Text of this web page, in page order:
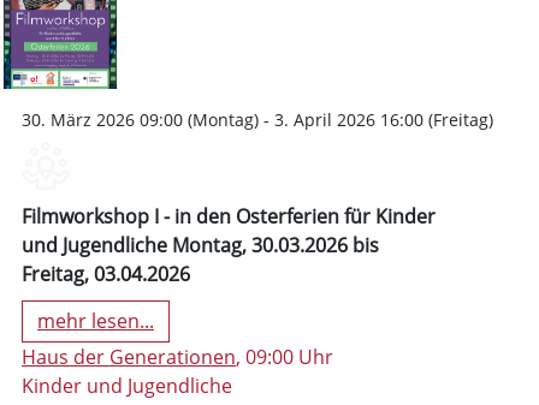
30. März 2026 09:00 (Montag) - 3. April 2026 16:00 (Freitag)
Filmworkshop I - in den Osterferien für Kinder
und Jugendliche Montag, 30.03.2026 bis
Freitag, 03.04.2026
mehr lesen...
Haus der Generationen, 09:00 Uhr
Kinder und Jugendliche